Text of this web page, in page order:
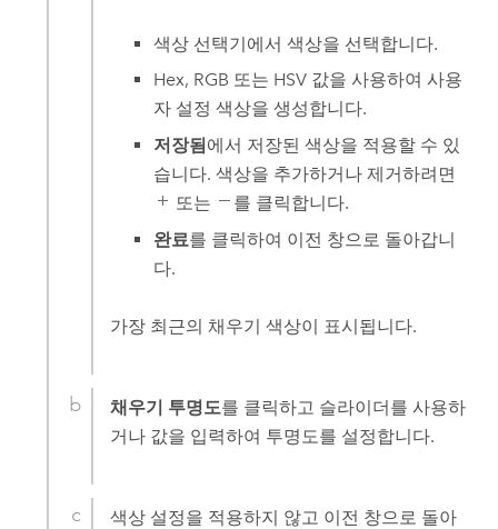
색상 선택기에서 색상을 선택합니다.
Hex, RGB 또는 HSV 값을 사용하여 사용
자 설정 색상을 생성합니다.
저장됨에서 저장된 색상을 적용할 수 있
습니다. 색상을 추가하거나 제거하려면
또는
를 클릭합니다.
완료를 클릭하여 이전 창으로 돌아갑니
다.
가장 최근의 채우기 색상이 표시됩니다.
채우기 투명도를 클릭하고 슬라이더를 사용하
거나 값을 입력하여 투명도를 설정합니다.
색상 설정을 적용하지 않고 이전 창으로 돌아